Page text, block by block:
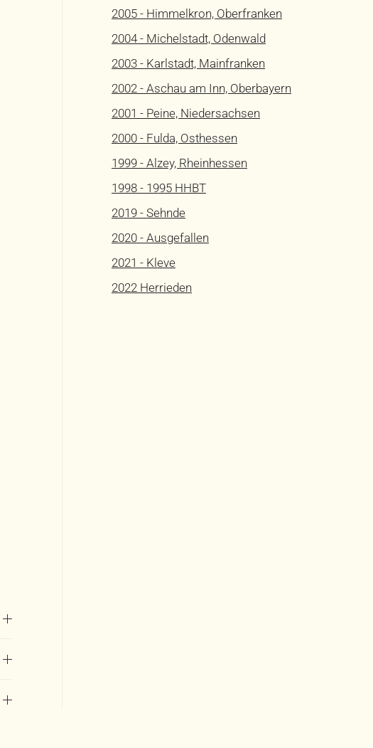
2005 - Himmelkron, Oberfranken
2004 - Michelstadt, Odenwald
2003 - Karlstadt, Mainfranken
2002 - Aschau am Inn, Oberbayern
2001 - Peine, Niedersachsen
2000 - Fulda, Osthessen
1999 - Alzey, Rheinhessen
1998 - 1995 HHBT
2019 - Sehnde
2020 - Ausgefallen
2021 - Kleve
2022 Herrieden